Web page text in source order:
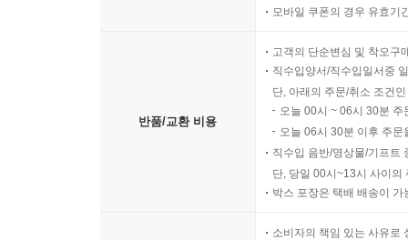
모바일 쿠폰의 경우 유효기
반품/교환 비용
고객의 단순변심 및 착오구
직수입양서/직수입일서중
단, 아래의 주문/취소 조건
오늘 00시 ~ 06시 30분
오늘 06시 30분 이후 주
직수입 음반/영상물/기프트
단, 당일 00시~13시 사이의
박스 포장은 택배 배송이
소비자의 책임 있는 사유로